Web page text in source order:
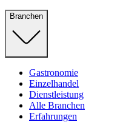
Branchen
Gastronomie
Einzelhandel
Dienstleistung
Alle Branchen
Erfahrungen